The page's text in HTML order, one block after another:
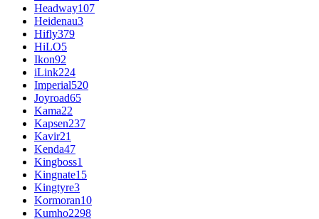
Headway107
Heidenau3
Hifly379
HiLO5
Ikon92
iLink224
Imperial520
Joyroad65
Kama22
Kapsen237
Kavir21
Kenda47
Kingboss1
Kingnate15
Kingtyre3
Kormoran10
Kumho2298